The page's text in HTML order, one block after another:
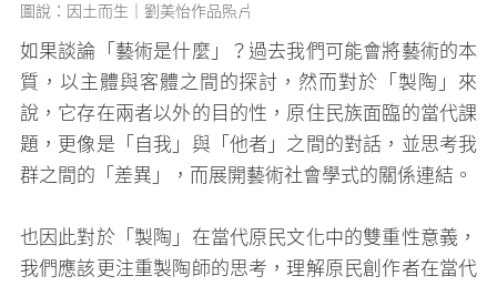
圖說：因土而生｜劉美怡作品照片
如果談論「藝術是什麼」？過去我們可能會將藝術的本
質，以主體與客體之間的探討，然而對於「製陶」來
說，它存在兩者以外的目的性，原住民族面臨的當代課
題，更像是「自我」與「他者」之間的對話，並思考我
群之間的「差異」，而展開藝術社會學式的關係連結。
也因此對於「製陶」在當代原民文化中的雙重性意義，
我們應該更注重製陶師的思考，理解原民創作者在當代